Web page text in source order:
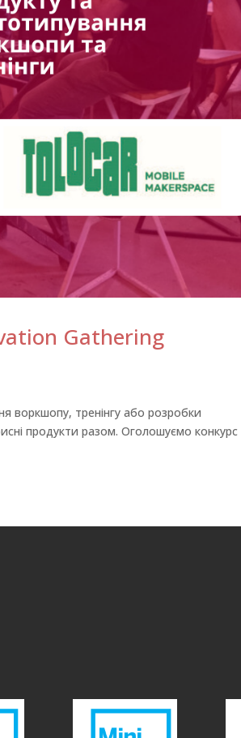
Gathering
воркшопу, тренінгу або розробки
продукти разом. Оголошуємо конкурс